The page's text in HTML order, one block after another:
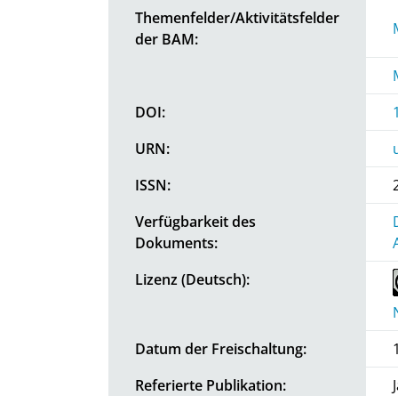
Themenfelder/Aktivitätsfelder
der BAM:
DOI:
URN:
ISSN:
Verfügbarkeit des
Dokuments:
Lizenz (Deutsch):
Datum der Freischaltung:
Referierte Publikation: